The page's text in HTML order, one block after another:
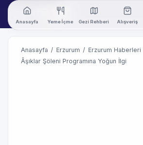
Anasayfa Yeme İçme Gezi Rehberi Alışveriş
Anasayfa / Erzurum / Erzurum Haberleri
Âşıklar Şöleni Programına Yoğun İlgi